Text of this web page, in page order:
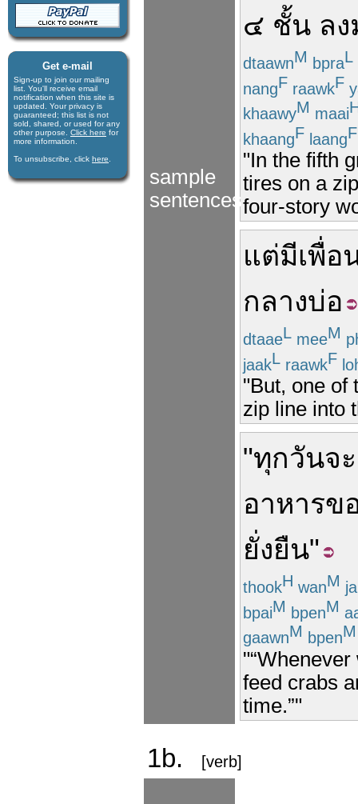
Get e-mail
Sign-up to join our mail­ing
list. You'll receive e­mail
notification when this site is
updated. Your privacy is
guaran­teed; this list is not
sold, shared, or used for any
other purpose. Click here for
more infor­mation.
To unsubscribe, click here
sample
sentences
๔ ชั้น ล
dtaawnM bpraL
nangF raawkF
khaawyM maai
khaangF laangF
"In the fifth
tires on a
four-story
แต่มีเพื่อ
กลางบ่อ
dtaaeL meeM
jaakL raawkF
"But, one of
zip line into
"ทุกวันจะ
อาหารข
ยั่งยืน"
thookH wanM ja
bpaiM bpenM
gaawnM bpenM
feed crabs
time.”"
1b. [verb]